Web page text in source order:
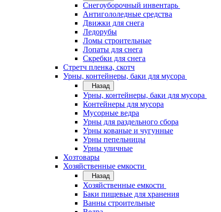
Снегоуборочный инвентарь
Антигололедные средства
Движки для снега
Ледорубы
Ломы строительные
Лопаты для снега
Скребки для снега
Стретч пленка, скотч
Урны, контейнеры, баки для мусора
Назад
Урны, контейнеры, баки для мусора
Контейнеры для мусора
Мусорные ведра
Урны для раздельного сбора
Урны кованые и чугунные
Урны пепельницы
Урны уличные
Хозтовары
Хозяйственные емкости
Назад
Хозяйственные емкости
Баки пищевые для хранения
Ванны строительные